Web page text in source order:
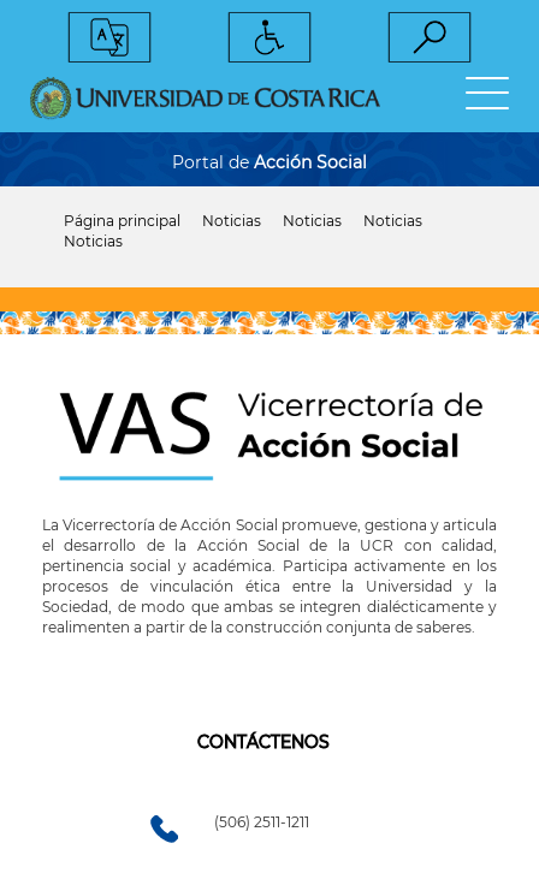
Portal de Acción Social
Sobrescribir
a
la
Página principal Noticias Noticias
Noticias
Noticias
La Vicerrectoría de Acción Social promueve, gestiona y articula
el desarrollo de la Acción Social de la UCR con calidad,
pertinencia social y académica. Participa activamente en los
procesos de vinculación ética entre la Universidad y la
Sociedad, de modo que ambas se integren dialécticamente y
realimenten a partir de la construcción conjunta de saberes.
CONTÁCTENOS
(506) 2511-1211